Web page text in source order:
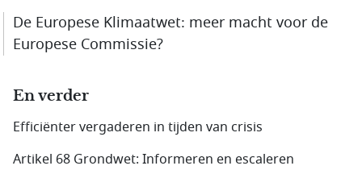
De Europese Klimaatwet: meer macht voor de
Europese Commissie?
En verder
Efficiënter vergaderen in tijden van crisis
Artikel 68 Grondwet: Informeren en escaleren